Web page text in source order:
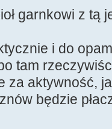
garnkowi z tą
i do
tam
za aktywność,
będzie